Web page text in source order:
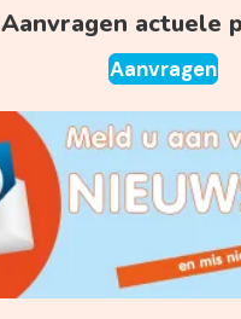
Aanvragen actuele
Aanvragen